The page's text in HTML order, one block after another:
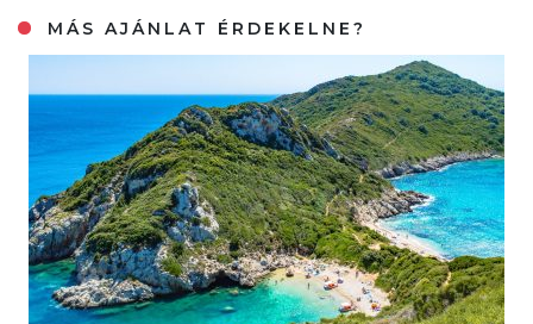
MÁS AJÁNLAT ÉRDEKELNE?